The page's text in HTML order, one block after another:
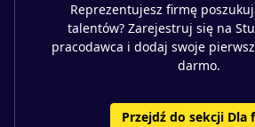
Reprezentujesz firmę
talentów? Zarejestruj się na
pracodawca i dodaj swoje
darmo.
Przejdź do sekcji Dla